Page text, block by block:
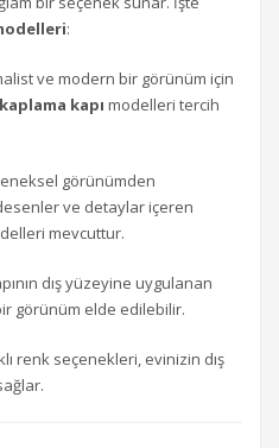
:
ve modern bir görünüm için
kapı modelleri tercih
görünümden
ve detaylar içeren
mevcuttur.
dış yüzeyine uygulanan
görünüm elde edilebilir.
renk seçenekleri, evinizin dış